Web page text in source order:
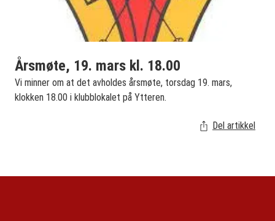
Årsmøte, 19. mars kl. 18.00
Vi minner om at det avholdes årsmøte, torsdag 19. mars,
klokken 18.00 i klubblokalet på Ytteren.
Del artikkel